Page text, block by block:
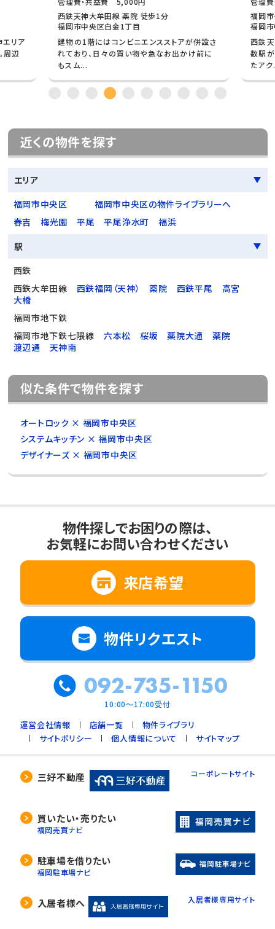
リア
周辺
西鉄天神大牟田線 薬院 徒歩1分
福岡市中央区白金1丁目
建物の1階にはコンビニエンスストアが併設さ
れており、日々の買い物や急なお出かけ前に
もスム...
福岡
福岡
西鉄
数駅
たア
近くの物件を探す
エリア
福岡市中央区
福岡市中央区の物件ライブラリーへ
春吉
梅光園 平尾 平尾浄水町
福浜
駅
西鉄
西鉄大牟田線
西鉄福岡（天神） 薬院 西鉄平尾
高宮
大橋
福岡市地下鉄
福岡市地下鉄七隈線
六本松 桜坂 薬院大通
薬院
渡辺通
天神南
似た条件で物件を探す
オートロック × 福岡市中央区
システムキッチン × 福岡市中央区
デザイナーズ × 福岡市中央区
物件探しでお困りの際は、
お気軽にお問い合わせください
来店希望
物件リクエスト
092-735-1150
10:00～17:00受付
運営会社情報 店舗一覧
物件ライブラリ
サイトポリシー
個人情報について サイトマップ
三好不動産 コーポレートサイト
買いたい・売りたい
福岡売買ナビ
駐車場を借りたい
福岡駐車場ナビ
入居者様へ 入居者様専用サイト